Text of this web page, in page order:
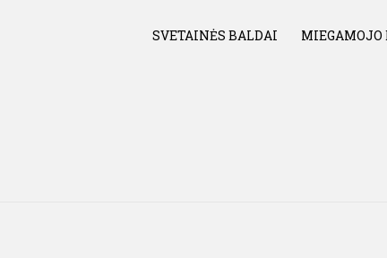
SVETAINĖS BALDAI MIEGAMOJO